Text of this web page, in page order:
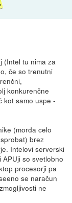
(Intel tu nima za
če so trenutni
konkurenčne
kot samo uspe -
(morda celo
brez
Intelovi serverski
so svetlobno
procesorji pa
se naračun
ne